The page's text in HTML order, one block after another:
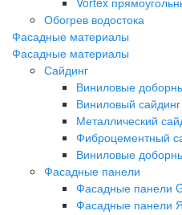
Обогрев водостока
Фасадные материалы
Фасадные материалы
Сайдинг
Виниловые
Виниловый сайдинг
Металлический
Фиброцементный
Виниловые
Фасадные панели
Фасадные панели
Фасадные панели